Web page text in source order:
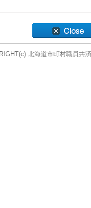
北海道市町村職員共